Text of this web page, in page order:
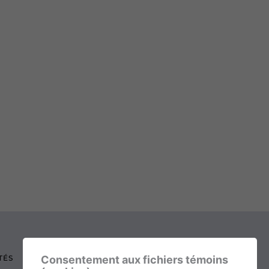
Consentement aux fichiers témoins